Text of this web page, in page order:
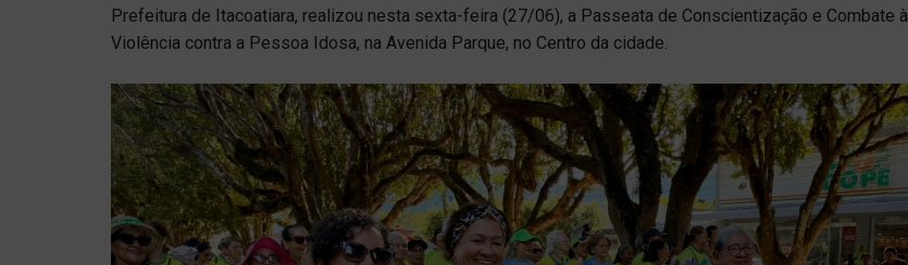
Prefeitura de Itacoatiara, realizou nesta sexta-feira (27/06), a Passeata de Conscientização e Combate à
Violência contra a Pessoa Idosa, na Avenida Parque, no Centro da cidade.